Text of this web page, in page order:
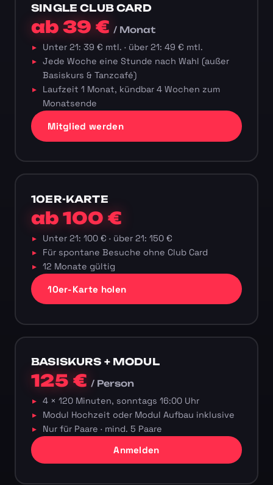
SINGLE CLUB CARD
ab 39 €/ Monat
Unter 21: 39 € mtl. · über 21: 49 € mtl.
Jede Woche eine Stunde nach Wahl (außer
Basiskurs & Tanzcafé)
Laufzeit 1 Monat, kündbar 4 Wochen zum
Monatsende
Mitglied werden
10ER-KARTE
ab 100 €
Unter 21: 100 € · über 21: 150 €
Für spontane Besuche ohne Club Card
12 Monate gültig
10er-Karte holen
BASISKURS + MODUL
125 €/ Person
4 × 120 Minuten, sonntags 16:00 Uhr
Modul Hochzeit oder Modul Aufbau inklusive
Nur für Paare · mind. 5 Paare
Anmelden